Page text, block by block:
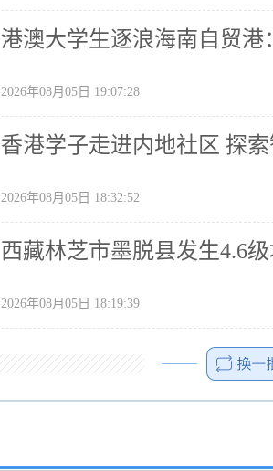
港澳大学生逐浪海南自贸港
2026年08月05日 19:07:28
香港学子走进内地社区 探
2026年08月05日 18:32:52
西藏林芝市墨脱县发生4.6
2026年08月05日 18:19:39